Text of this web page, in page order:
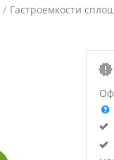
/ Гастроемкости